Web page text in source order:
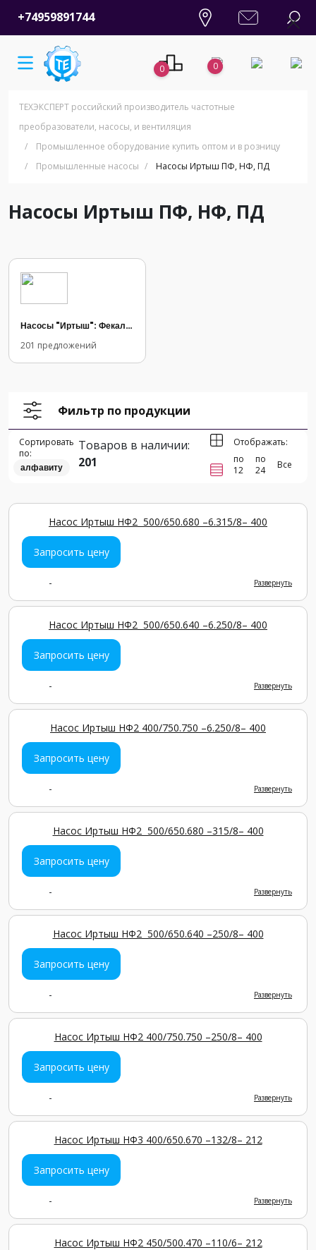
+74959891744
0 0
ТЕХЭКСПЕРТ российский производитель частотные
преобразователи, насосы, и вентиляция
/
Промышленное оборудование купить оптом и в розницу
/
Промышленные насосы / Насосы Иртыш ПФ, НФ, ПД
Насосы Иртыш ПФ, НФ, ПД
Насосы "Иртыш": Фекальные, Дренажные и Промышленные Модели
201 предложений
Фильтр по продукции
Сортировать
по:
алфавиту
Товаров в наличии:
201
Отображать:
по
12
по
24
Все
Насос Иртыш НФ2 500/650.680 –6.315/8– 400
Запросить цену
- Развернуть
Насос Иртыш НФ2 500/650.640 –6.250/8– 400
Запросить цену
- Развернуть
Насос Иртыш НФ2 400/750.750 –6.250/8– 400
Запросить цену
- Развернуть
Насос Иртыш НФ2 500/650.680 –315/8– 400
Запросить цену
- Развернуть
Насос Иртыш НФ2 500/650.640 –250/8– 400
Запросить цену
- Развернуть
Насос Иртыш НФ2 400/750.750 –250/8– 400
Запросить цену
- Развернуть
Насос Иртыш НФ3 400/650.670 –132/8– 212
Запросить цену
- Развернуть
Насос Иртыш НФ2 450/500.470 –110/6– 212